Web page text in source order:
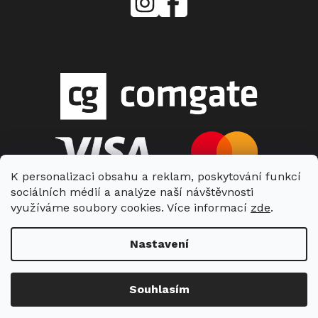
K personalizaci obsahu a reklam, poskytování funkcí
sociálních médií a analýze naší návštěvnosti
využíváme soubory cookies. Více informací zde.
Nastavení
Souhlasím
Center
Vytvořil Shoptet| Nakódoval Shopcode
Copyright 2026Miele Center Vlášek. Všechna práva vyhrazena.